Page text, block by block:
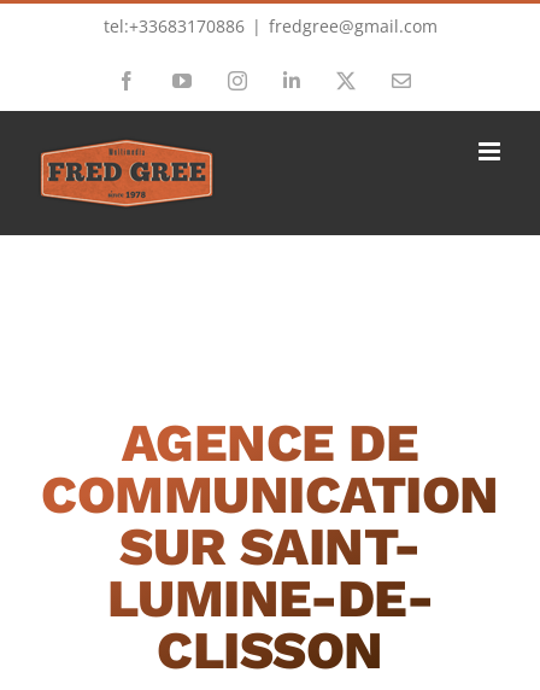
tel:+33683170886 | fredgree@gmail.com
FacebookYouTubeInstagramLinkedIn Email
AGENCE DE
COMMUNICATION
SUR SAINT-
LUMINE-DE-
CLISSON